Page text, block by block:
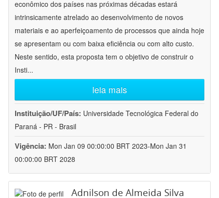
econômico dos países nas próximas décadas estará
intrinsicamente atrelado ao desenvolvimento de novos
materiais e ao aperfeiçoamento de processos que ainda hoje
se apresentam ou com baixa eficiência ou com alto custo.
Neste sentido, esta proposta tem o objetivo de construir o
Insti...
leia mais
Instituição/UF/País: Universidade Tecnológica Federal do
Paraná - PR - Brasil
Vigência: Mon Jan 09 00:00:00 BRT 2023-Mon Jan 31
00:00:00 BRT 2028
Adnilson de Almeida Silva